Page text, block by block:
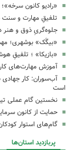
«رادیو کانون
تلفیقِ مهارت و سنت
جلوه‌گریِ ذوق و هنر
«بیگَک» بوشهری؛
«بازیکا» ؛ تلفیقِ
آموزش مهارت‌های
آب‌سوران: کار جهادی
است
نخستین گام عملی
حمایت از کانون
گام‌های استوار
پربازدید استان‌ها